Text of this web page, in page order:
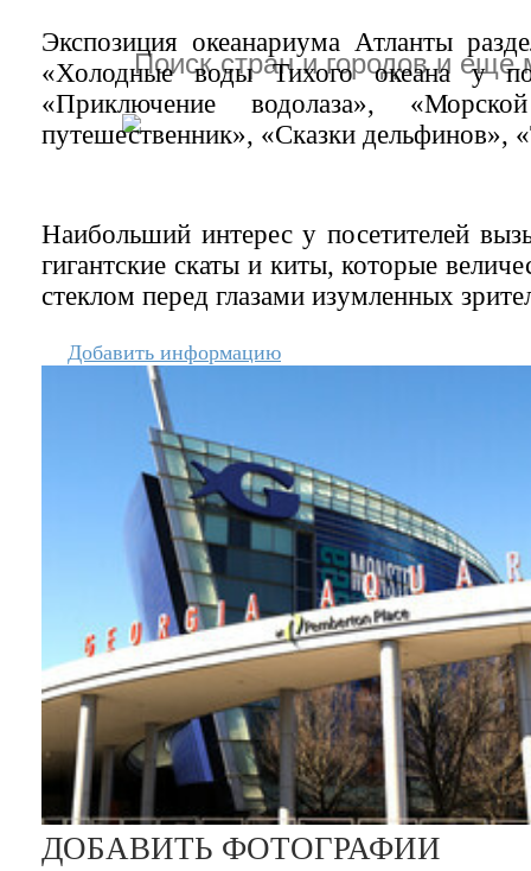
Экспозиция океанариума Атланты
«Холодные воды Тихого океана у
«Приключение водолаза»,
путешественник», «Сказки дельфинов»,
Наибольший интерес у посетителей
гигантские скаты и киты, которые
стеклом перед глазами изумленных
Добавить информацию
ДОБАВИТЬ ФОТОГРАФИИ